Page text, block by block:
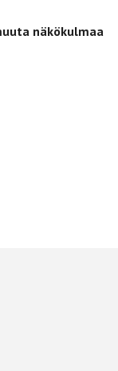
näkökulmaa